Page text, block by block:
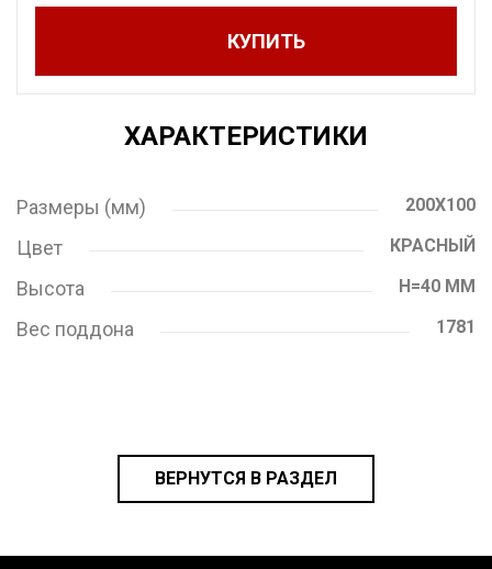
КУПИТЬ
ХАРАКТЕРИСТИКИ
Размеры (мм) 200X100
Цвет КРАСНЫЙ
Высота H=40 ММ
Вес поддона 1781
ВЕРНУТСЯ В РАЗДЕЛ